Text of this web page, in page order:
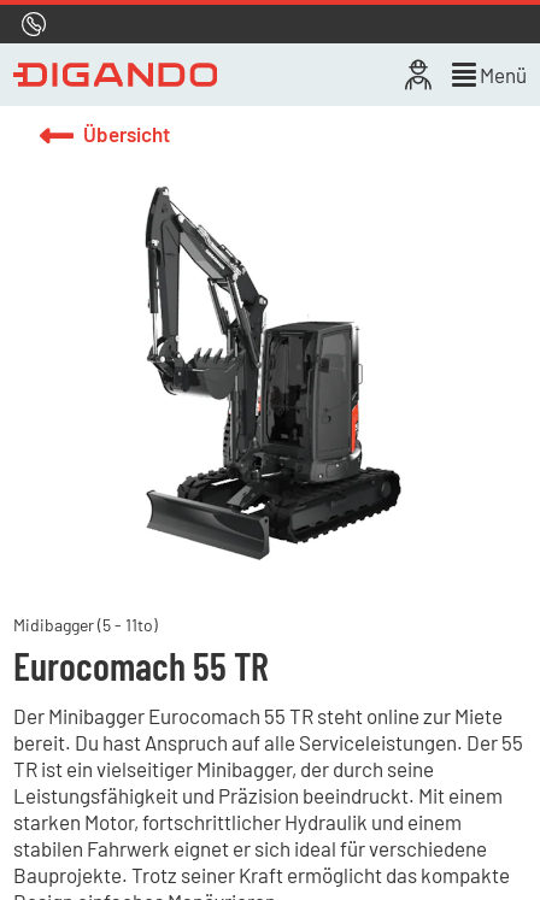
Menü
Übersicht
Midibagger (5 - 11to)
Eurocomach 55 TR
Der Minibagger Eurocomach 55 TR steht online zur Miete
bereit. Du hast Anspruch auf alle Serviceleistungen. Der 55
TR ist ein vielseitiger Minibagger, der durch seine
Leistungsfähigkeit und Präzision beeindruckt. Mit einem
starken Motor, fortschrittlicher Hydraulik und einem
stabilen Fahrwerk eignet er sich ideal für verschiedene
Bauprojekte. Trotz seiner Kraft ermöglicht das kompakte